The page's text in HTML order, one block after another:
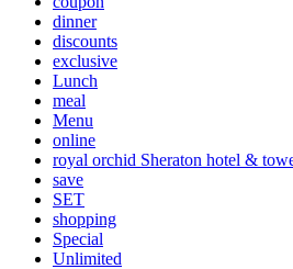
dinner
discounts
exclusive
Lunch
meal
Menu
online
royal orchid Sheraton hotel &
save
SET
shopping
Special
Unlimited